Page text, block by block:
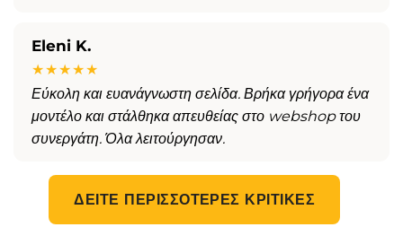
Eleni K.
★★★★★
Εύκολη και ευανάγνωστη σελίδα. Βρήκα γρήγορα ένα
μοντέλο και στάλθηκα απευθείας στο webshop του
συνεργάτη. Όλα λειτούργησαν.
ΔΕΊΤΕ ΠΕΡΙΣΣΌΤΕΡΕΣ ΚΡΙΤΙΚΈΣ